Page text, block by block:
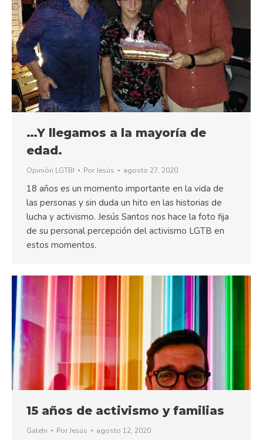
…Y llegamos a la mayoría de
edad.
Opinión LGTBI PorJesús agosto 27, 2020
18 años es un momento importante en la vida de
las personas y sin duda un hito en las historias de
lucha y activismo. Jesús Santos nos hace la foto fija
de su personal percepción del activismo LGTB en
estos momentos.
15 años de activismo y familias
Galehi PorJesús agosto 12, 2020